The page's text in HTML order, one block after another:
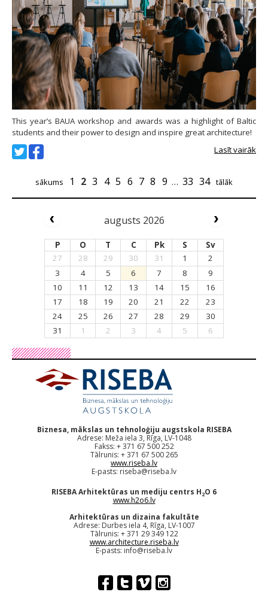
This year’s BAUA workshop and awards was a highlight of Baltic
students and their power to design and inspire great architecture!
Lasīt vairāk
sākums 1 2 3 4 5 6 7 8 9 … 33 34 tālāk
augusts 2026
P O T C Pk S
Sv
27
28 29 30 31 1
2
3
4 5 6 7 8
9
10
11 12 13 14 15
16
17
18 19 20 21 22
23
24
25 26 27 28 29
30
31
1 2 3 4 5 6
Biznesa, mākslas un tehnoloģiju augstskola RISEBA
Adrese: Meža iela 3, Rīga, LV-1048
Fakss: + 371 67 500 252
Tālrunis: + 371 67 500 265
www.riseba.lv
E-pasts: riseba@riseba.lv
RISEBA Arhitektūras un mediju centrs H2O 6
www.h2o6.lv
Arhitektūras un dizaina fakultāte
Adrese: Durbes iela 4, Rīga, LV-1007
Tālrunis: + 371 29 349 122
www.architecture.riseba.lv
E-pasts: info@riseba.lv